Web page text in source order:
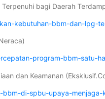
bagi Daerah
kebutuhan-bbm-dan-lpg-
program-bbm-satu-
dan Keamanan
di-spbu-upaya-menjaga-